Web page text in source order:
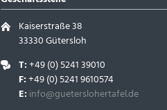
Kaiserstraße 38
33330 Gütersloh
T:+49 (0) 5241 39010
F:+49 (0) 5241 9610574
E: info@gueterslohertafel.de